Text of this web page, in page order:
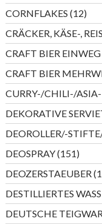
CORNFLAKES 1212
CRÄCKER, KÄSE-,
CRAFT BIER EINWEG
CRAFT BIER
CURRY-/CHILI-/ASIA-
DEKORATIVE
DEOROLLER/-
DEOSPRAY 151151
DEOZERSTAEUBER
DESTILLIERTES
DEUTSCHE